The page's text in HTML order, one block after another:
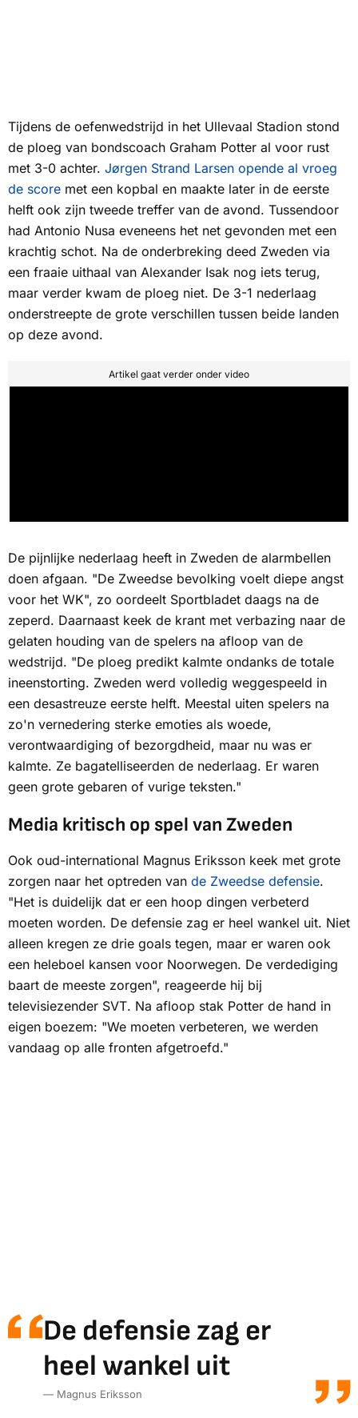
Tijdens de oefenwedstrijd in het Ullevaal Stadion stond
de ploeg van bondscoach Graham Potter al voor rust
met 3-0 achter. Jørgen Strand Larsen opende al vroeg
de score met een kopbal en maakte later in de eerste
helft ook zijn tweede treffer van de avond. Tussendoor
had Antonio Nusa eveneens het net gevonden met een
krachtig schot. Na de onderbreking deed Zweden via
een fraaie uithaal van Alexander Isak nog iets terug,
maar verder kwam de ploeg niet. De 3-1 nederlaag
onderstreepte de grote verschillen tussen beide landen
op deze avond.
Artikel gaat verder onder video
De pijnlijke nederlaag heeft in Zweden de alarmbellen
doen afgaan. "De Zweedse bevolking voelt diepe angst
voor het WK", zo oordeelt Sportbladet daags na de
zeperd. Daarnaast keek de krant met verbazing naar de
gelaten houding van de spelers na afloop van de
wedstrijd. "De ploeg predikt kalmte ondanks de totale
ineenstorting. Zweden werd volledig weggespeeld in
een desastreuze eerste helft. Meestal uiten spelers na
zo'n vernedering sterke emoties als woede,
verontwaardiging of bezorgdheid, maar nu was er
kalmte. Ze bagatelliseerden de nederlaag. Er waren
geen grote gebaren of vurige teksten."
Media kritisch op spel van Zweden
Ook oud-international Magnus Eriksson keek met grote
zorgen naar het optreden van de Zweedse defensie.
"Het is duidelijk dat er een hoop dingen verbeterd
moeten worden. De defensie zag er heel wankel uit. Niet
alleen kregen ze drie goals tegen, maar er waren ook
een heleboel kansen voor Noorwegen. De verdediging
baart de meeste zorgen", reageerde hij bij
televisiezender SVT. Na afloop stak Potter de hand in
eigen boezem: "We moeten verbeteren, we werden
vandaag op alle fronten afgetroefd."
De defensie zag er
heel wankel uit
— Magnus Eriksson